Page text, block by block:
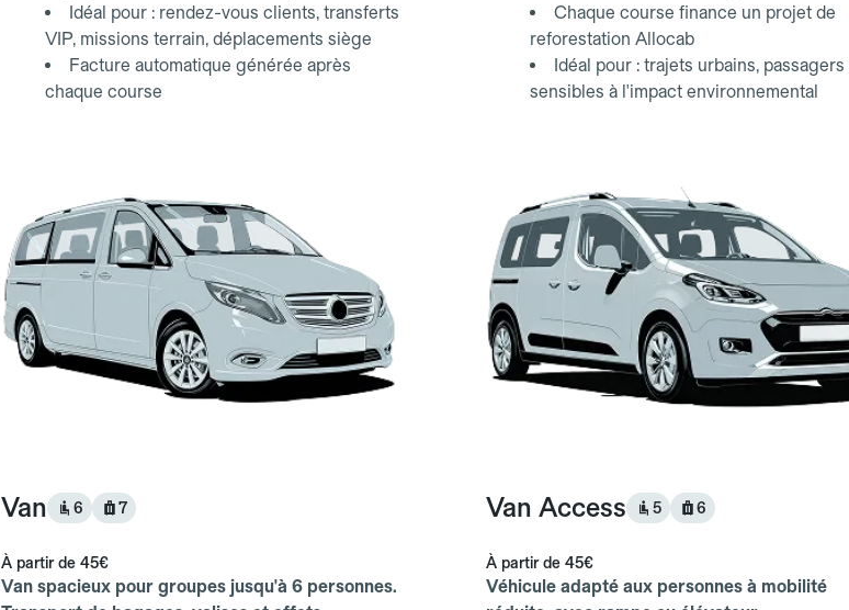
Idéal pour : rendez-vous clients, transferts
VIP, missions terrain, déplacements siège
Facture automatique générée après
chaque course
Chaque course finance un projet de
reforestation Allocab
Idéal pour : trajets urbains, passagers
sensibles à l'impact environnemental
Van 6 7
À partir de 45€
Van spacieux pour groupes jusqu'à 6 personnes.
Van Access 5 6
À partir de 45€
Véhicule adapté aux personnes à mobilité